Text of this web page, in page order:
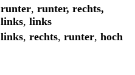
runter, runter, rechts,
links, links
links, rechts, runter, hoch